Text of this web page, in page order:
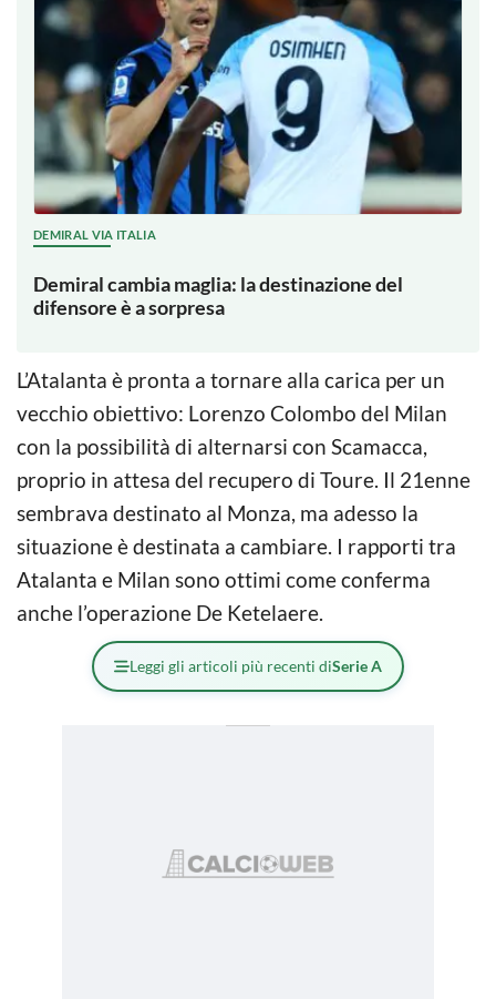
DEMIRAL VIA ITALIA
Demiral cambia maglia: la destinazione del
difensore è a sorpresa
L’Atalanta è pronta a tornare alla carica per un
vecchio obiettivo: Lorenzo Colombo del Milan
con la possibilità di alternarsi con Scamacca,
proprio in attesa del recupero di Toure. Il 21enne
sembrava destinato al Monza, ma adesso la
situazione è destinata a cambiare. I rapporti tra
Atalanta e Milan sono ottimi come conferma
anche l’operazione De Ketelaere.
Leggi gli articoli più recenti diSerie A